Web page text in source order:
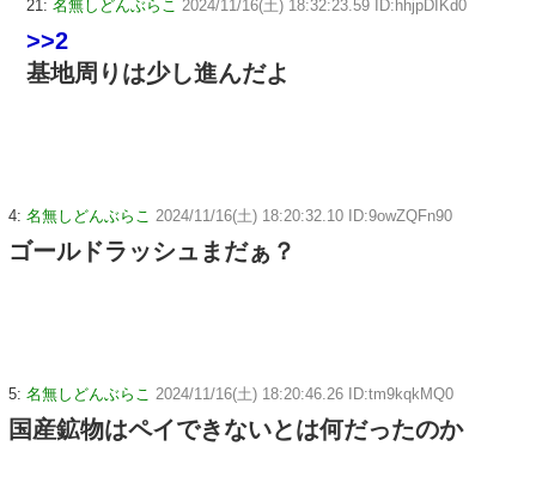
21: 名無しどんぶらこ 2024/11/16(土) 18:32:23.59 ID:hhjpDIKd0
>>2
基地周りは少し進んだよ
4: 名無しどんぶらこ 2024/11/16(土) 18:20:32.10 ID:9owZQFn90
ゴールドラッシュまだぁ？
5: 名無しどんぶらこ 2024/11/16(土) 18:20:46.26 ID:tm9kqkMQ0
国産鉱物はペイできないとは何だったのか